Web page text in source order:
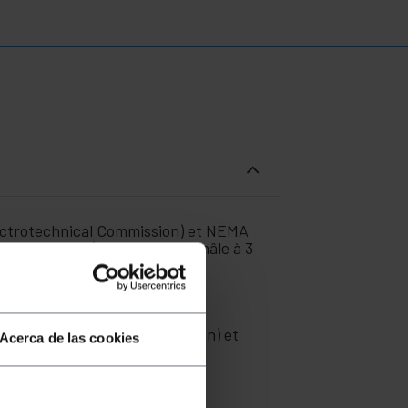
Acerca de las cookies
Commission) et NEMA
extrémité (NEMA-5-15-P mâle à 3
noire. 3m de longueur.
Electrotechnical Commission) et